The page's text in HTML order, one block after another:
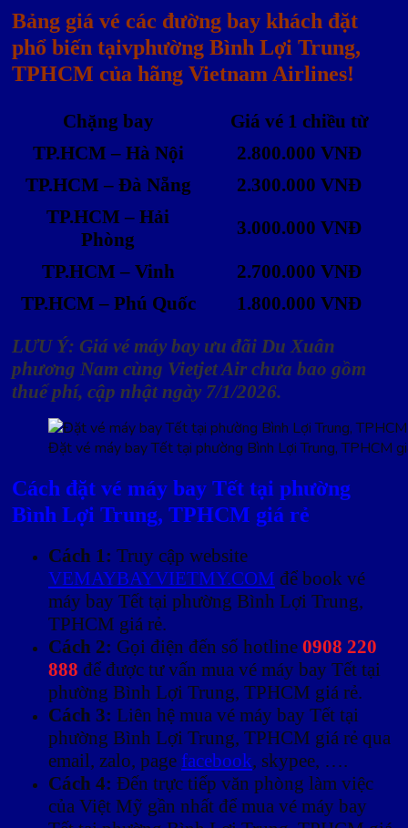
Bảng giá vé các đường bay khách đặt
phổ biến tạivphường Bình Lợi Trung,
TPHCM của hãng Vietnam Airlines!
Chặng bay
Giá vé 1 chiều từ
TP.HCM – Hà Nội
2.800.000 VNĐ
TP.HCM – Đà Nẵng
2.300.000 VNĐ
TP.HCM – Hải
Phòng
3.000.000 VNĐ
TP.HCM – Vinh
2.700.000 VNĐ
TP.HCM – Phú Quốc
1.800.000 VNĐ
LƯU Ý: Giá vé máy bay ưu đãi Du Xuân
phương Nam cùng Vietjet Air chưa bao gồm
thuế phí, cập nhật ngày 7/1/2026.
Đặt vé máy bay Tết tại phường Bình Lợi Trung, TPHCM
Cách đặt vé máy bay Tết tại phường
Bình Lợi Trung, TPHCM giá rẻ
Cách 1: Truy cập website
VEMAYBAYVIETMY.COM để book vé
máy bay Tết tại phường Bình Lợi Trung,
TPHCM giá rẻ.
Cách 2: Gọi điện đến số hotline 0908 220
888 để được tư vấn mua vé máy bay Tết tại
phường Bình Lợi Trung, TPHCM giá rẻ.
Cách 3: Liên hệ mua vé máy bay Tết tại
phường Bình Lợi Trung, TPHCM giá rẻ qua
email, zalo, page facebook, skypee, ….
Cách 4: Đến trực tiếp văn phòng làm việc
của Việt Mỹ gần nhất để mua vé máy bay